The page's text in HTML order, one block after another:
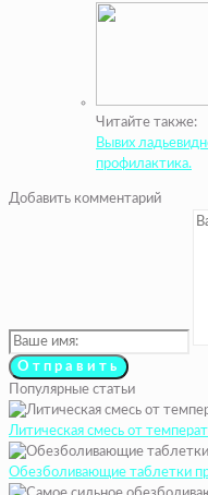
Читайте также:
Вывих
профилактика.
Добавить комментарий
Популярные статьи
Литическая смесь от
Обезболивающие таблетки